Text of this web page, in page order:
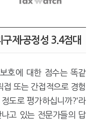
제·공정성 3.4점대
호에 대한 점수는 똑같
또는 간접적으로 경험
도로 평가하십니까?'라
고 있는 전문가들의 답